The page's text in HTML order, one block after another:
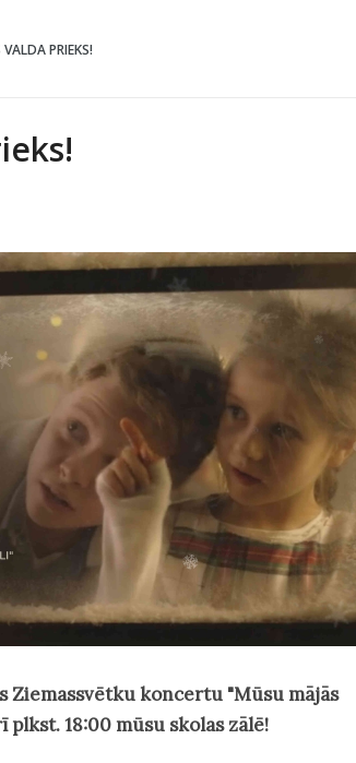
PRIEKS!
Ziemassvētku koncertu "Mūsu mājās
plkst. 18:00 mūsu skolas zālē!